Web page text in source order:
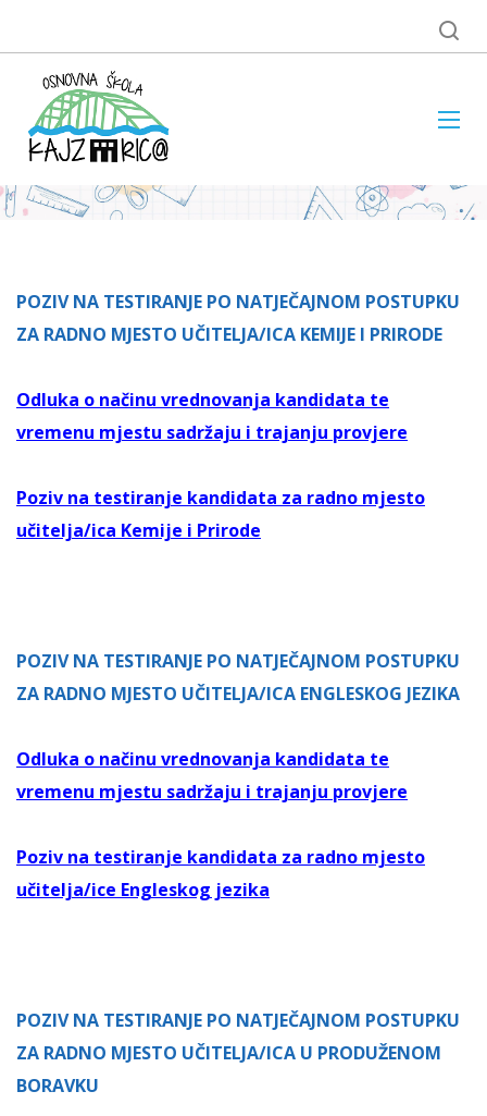
POZIV NA TESTIRANJE PO NATJEČAJNOM POSTUPKU
ZA RADNO MJESTO UČITELJA/ICA KEMIJE I PRIRODE
Odluka o načinu vrednovanja kandidata te
vremenu mjestu sadržaju i trajanju provjere
Poziv na testiranje kandidata za radno mjesto
učitelja/ica Kemije i Prirode
POZIV NA TESTIRANJE PO NATJEČAJNOM POSTUPKU
ZA RADNO MJESTO UČITELJA/ICA ENGLESKOG JEZIKA
Odluka o načinu vrednovanja kandidata te
vremenu mjestu sadržaju i trajanju provjere
Poziv na testiranje kandidata za radno mjesto
učitelja/ice Engleskog jezika
POZIV NA TESTIRANJE PO NATJEČAJNOM POSTUPKU
ZA RADNO MJESTO UČITELJA/ICA U PRODUŽENOM
BORAVKU